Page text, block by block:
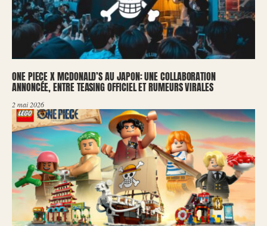
ONE PIECE X MCDONALD’S AU JAPON: UNE COLLABORATION
ANNONCÉE, ENTRE TEASING OFFICIEL ET RUMEURS VIRALES
2 mai 2026